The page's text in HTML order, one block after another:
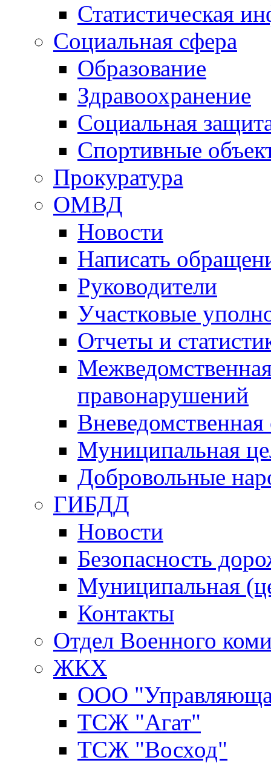
Статистическая
Социальная сфера
Образование
Здравоохранение
Социальная
Спортивные
Прокуратура
ОМВД
Новости
Написать
Руководители
Участковые
Отчеты и
правонарушений
Вневедомственная
Муниципальная
Добровольные
ГИБДД
Новости
Безопасность
Муниципальная
Контакты
Отдел Военного
ЖКХ
ООО
ТСЖ "Агат"
ТСЖ "Восход"